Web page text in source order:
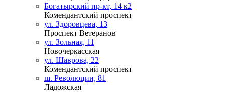
Богатырский пр-кт, 14 к2
Комендантский проспект
ул. Здоровцева, 13
Проспект Ветеранов
ул. Зольная, 11
Новочеркасская
ул. Шаврова, 22
Комендантский проспект
ш. Революции, 81
Ладожская